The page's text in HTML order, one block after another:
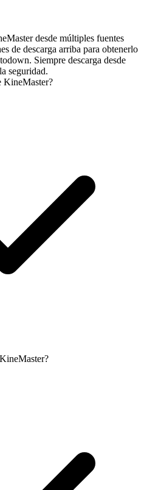
desde múltiples fuentes
de descarga arriba para obtenerlo
Siempre descarga desde
seguridad.
KineMaster?